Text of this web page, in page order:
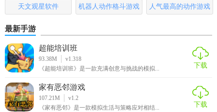
流、互助。
5. 持续更新：定期更新功能与内容，保持应用活力与吸引
【达咩app官方版点评】
达咩app官方版以其多元化的功能与良好的用户体验赢得了用
户的青睐。它不仅为用户提供了一个广阔的社交平台，还通
过丰富的娱乐内容和便捷的生活服务提升了用户的满意度。
天文观星软件
机器人动作格斗游戏
人气最高的动作游戏
最新手游
超能培训班
93.38M
v1.318
《超能培训班》是一款充满创意与挑战的模拟...
下载
家有恶邻游戏
107.21M
v1.2
《家有恶邻》是一款模拟生活与策略应对相结...
下载